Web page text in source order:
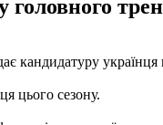
кандидатуру
цього сезону.